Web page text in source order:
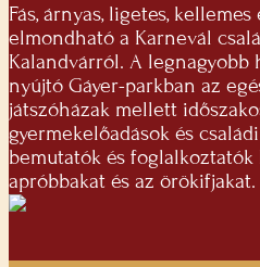
Fás, árnyas, ligetes,
elmondható a Karnevál
Kalandvárról. A legnagyobb
nyújtó Gáyer-parkban az
játszóházak mellett
gyermekelőadások és
bemutatók és foglalkoztatók
apróbbakat és az örökifjakat.